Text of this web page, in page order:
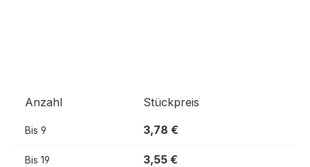
Anzahl Stückpreis
Bis 9 3,78 €
Bis 19 3,55 €